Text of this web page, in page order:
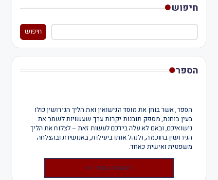
חיפוש
חיפוש
הספר
הספר, אשר בוחן את מוסד הנישואין ואת הליך הגירושין כולו
בעין בוחנת, מספק תובנות יקרות ערך שעשויות לשמר את
נישואיכם, ובאם לא עלה בידכם לעשות זאת – לצלוח את הליך
הגירושין בחוכמה, ולנהל אותו ביעילות, באנושיות ובהצלחה
משפטית ואישית כאחד.
להזמנת הספר >>